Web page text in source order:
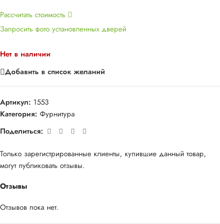
Рассчитать стоимость
Запросить фото установленных дверей
Нет в наличии
Добавить в список желаний
Артикул: 1553
Категория: Фурнитура
Поделиться:
Отзывы
Отзывов пока нет.
Только зарегистрированные клиенты, купившие данный товар,
могут публиковать отзывы.